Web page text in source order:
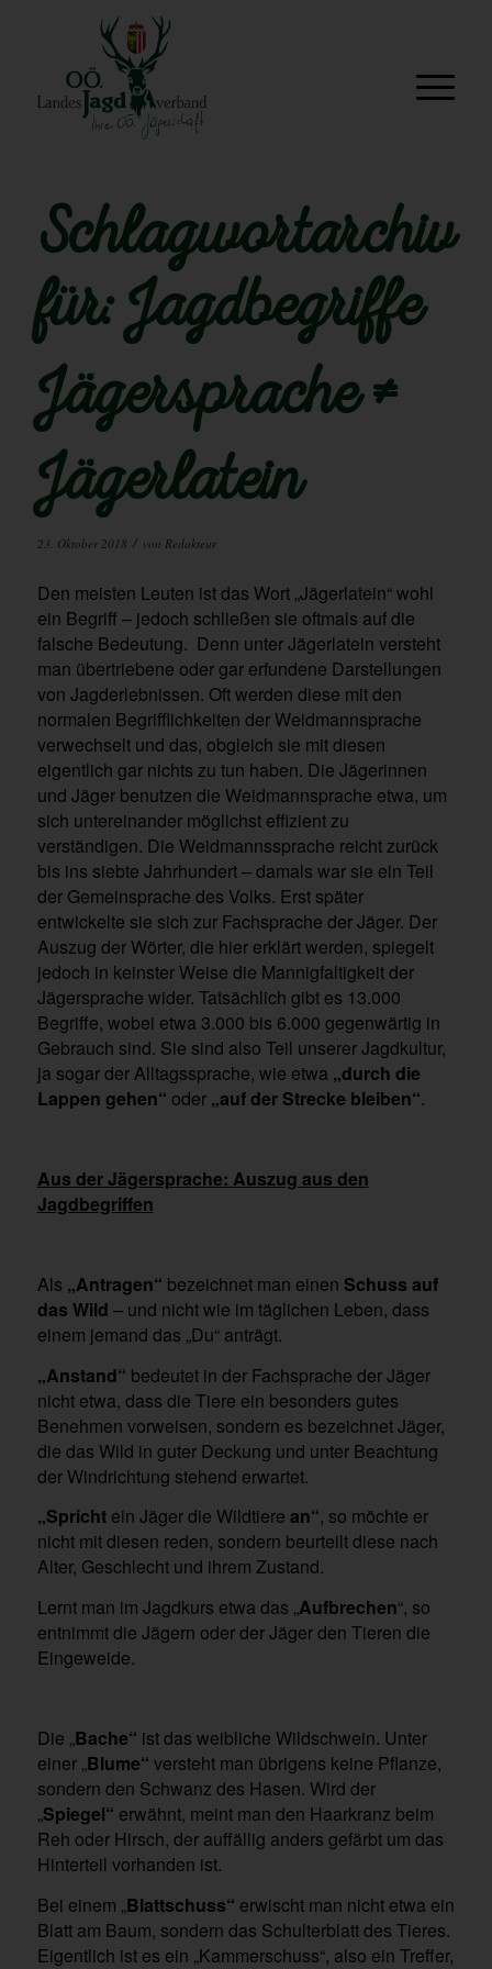
Schlagwortarchiv
für:Jagdbegriffe
Jägersprache ≠
Jägerlatein
23. Oktober 2018 / von Redakteur
Den meisten Leuten ist das Wort „Jägerlatein“ wohl
ein Begriff – jedoch schließen sie oftmals auf die
falsche Bedeutung. Denn unter Jägerlatein versteht
man übertriebene oder gar erfundene Darstellungen
von Jagderlebnissen. Oft werden diese mit den
normalen Begrifflichkeiten der Weidmannsprache
verwechselt und das, obgleich sie mit diesen
eigentlich gar nichts zu tun haben. Die Jägerinnen
und Jäger benutzen die Weidmannsprache etwa, um
sich untereinander möglichst effizient zu
verständigen. Die Weidmannssprache reicht zurück
bis ins siebte Jahrhundert – damals war sie ein Teil
der Gemeinsprache des Volks. Erst später
entwickelte sie sich zur Fachsprache der Jäger. Der
Auszug der Wörter, die hier erklärt werden, spiegelt
jedoch in keinster Weise die Mannigfaltigkeit der
Jägersprache wider. Tatsächlich gibt es 13.000
Begriffe, wobei etwa 3.000 bis 6.000 gegenwärtig in
Gebrauch sind. Sie sind also Teil unserer Jagdkultur,
ja sogar der Alltagssprache, wie etwa „durch die
Lappen gehen“ oder „auf der Strecke bleiben“.
Aus der Jägersprache: Auszug aus den
Jagdbegriffen
Als „Antragen“ bezeichnet man einen Schuss auf
das Wild – und nicht wie im täglichen Leben, dass
einem jemand das „Du“ anträgt.
„Anstand“ bedeutet in der Fachsprache der Jäger
nicht etwa, dass die Tiere ein besonders gutes
Benehmen vorweisen, sondern es bezeichnet Jäger,
die das Wild in guter Deckung und unter Beachtung
der Windrichtung stehend erwartet.
„Sprichtein Jäger die Wildtiere an“, so möchte er
nicht mit diesen reden, sondern beurteilt diese nach
Alter, Geschlecht und ihrem Zustand.
Lernt man im Jagdkurs etwa das „Aufbrechen“, so
entnimmt die Jägern oder der Jäger den Tieren die
Eingeweide.
Die „Bache“ ist das weibliche Wildschwein. Unter
einer „Blume“ versteht man übrigens keine Pflanze,
sondern den Schwanz des Hasen. Wird der
„Spiegel“ erwähnt, meint man den Haarkranz beim
Reh oder Hirsch, der auffällig anders gefärbt um das
Hinterteil vorhanden ist.
Bei einem „Blattschuss“ erwischt man nicht etwa ein
Blatt am Baum, sondern das Schulterblatt des Tieres.
Eigentlich ist es ein „Kammerschuss“, also ein Treffer,